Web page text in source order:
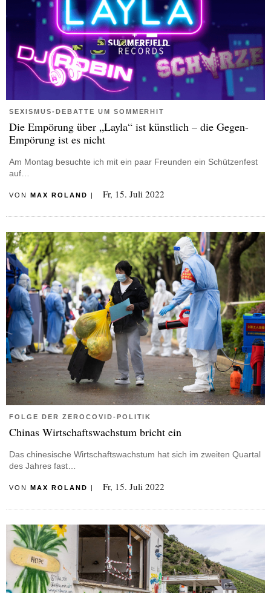
SEXISMUS-DEBATTE UM SOMMERHIT
Die Empörung über „Layla“ ist künstlich – die Gegen-
Empörung ist es nicht
Am Montag besuchte ich mit ein paar Freunden ein Schützenfest
auf…
VON MAX ROLAND | Fr, 15. Juli 2022
FOLGE DER ZEROCOVID-POLITIK
Chinas Wirtschaftswachstum bricht ein
Das chinesische Wirtschaftswachstum hat sich im zweiten Quartal
des Jahres fast…
VON MAX ROLAND | Fr, 15. Juli 2022